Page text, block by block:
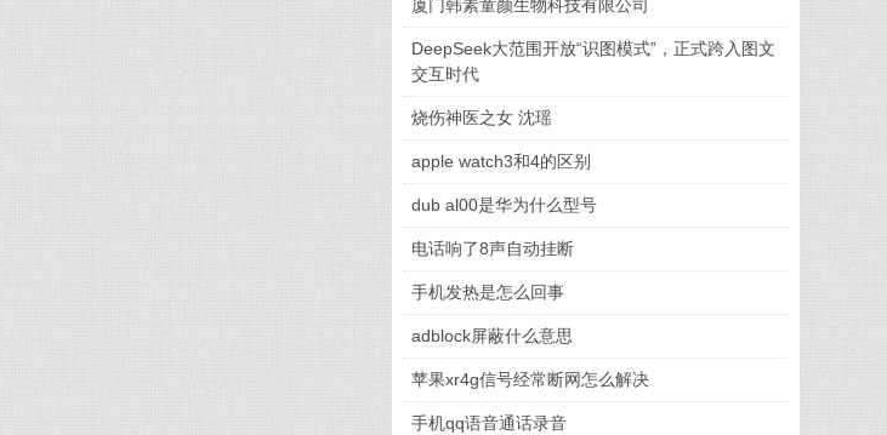
厦门韩素童颜生物科技有限公司
DeepSeek大范围开放“识图模式”，正式跨入图文
交互时代
烧伤神医之女 沈瑶
apple watch3和4的区别
dub al00是华为什么型号
电话响了8声自动挂断
手机发热是怎么回事
adblock屏蔽什么意思
苹果xr4g信号经常断网怎么解决
手机qq语音通话录音